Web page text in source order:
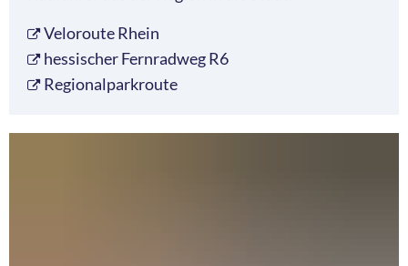
Veloroute Rhein
hessischer Fernradweg R6
Regionalparkroute